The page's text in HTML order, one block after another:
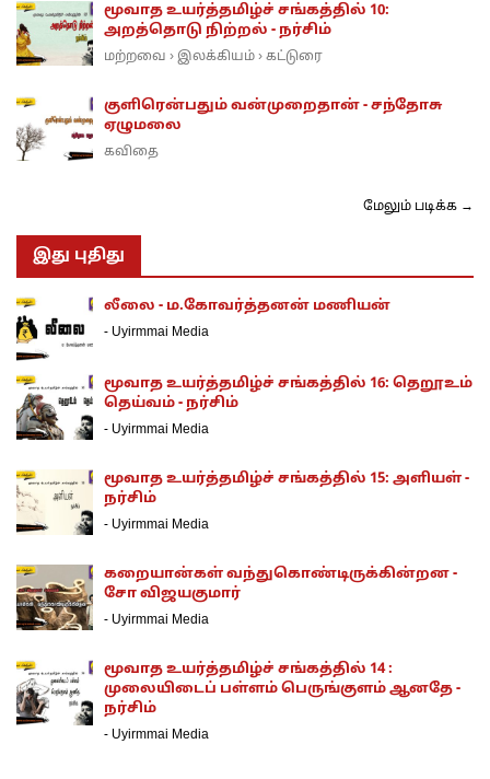
மூவாத உயர்த்தமிழ்ச் சங்கத்தில் 10:
அறத்தொடு நிற்றல் - நர்சிம்
மற்றவை › இலக்கியம் › கட்டுரை
குளிரென்பதும் வன்முறைதான் - சந்தோசு
ஏழுமலை
கவிதை
மேலும் படிக்க →
இது புதிது
லீலை - ம.கோவர்த்தனன் மணியன்
- Uyirmmai Media
மூவாத உயர்த்தமிழ்ச் சங்கத்தில் 16: தெறூஉம்
தெய்வம் - நர்சிம்
- Uyirmmai Media
மூவாத உயர்த்தமிழ்ச் சங்கத்தில் 15: அளியள் -
நர்சிம்
- Uyirmmai Media
கறையான்கள் வந்துகொண்டிருக்கின்றன -
சோ விஜயகுமார்
- Uyirmmai Media
மூவாத உயர்த்தமிழ்ச் சங்கத்தில் 14 :
முலையிடைப் பள்ளம் பெருங்குளம் ஆனதே -
நர்சிம்
- Uyirmmai Media